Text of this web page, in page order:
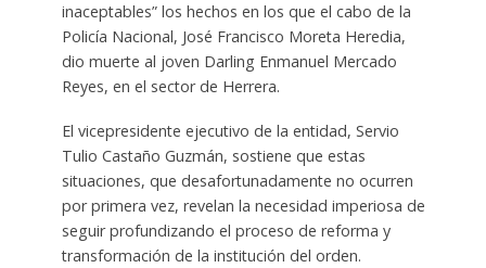
inaceptables” los hechos en los que el cabo de la
Policía Nacional, José Francisco Moreta Heredia,
dio muerte al joven Darling Enmanuel Mercado
Reyes, en el sector de Herrera.
El vicepresidente ejecutivo de la entidad, Servio
Tulio Castaño Guzmán, sostiene que estas
situaciones, que desafortunadamente no ocurren
por primera vez, revelan la necesidad imperiosa de
seguir profundizando el proceso de reforma y
transformación de la institución del orden.